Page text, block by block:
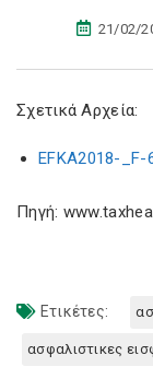
21/02/
Σχετικά Αρχεία:
EFKA2018-_F-
Πηγή:
Ετικέτες:
ασφαλιστικες